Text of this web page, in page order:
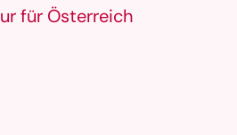
für Österreich